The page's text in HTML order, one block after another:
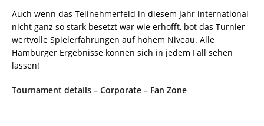
Auch wenn das Teilnehmerfeld in diesem Jahr international
nicht ganz so stark besetzt war wie erhofft, bot das Turnier
wertvolle Spielerfahrungen auf hohem Niveau. Alle
Hamburger Ergebnisse können sich in jedem Fall sehen
lassen!
Tournament details – Corporate – Fan Zone